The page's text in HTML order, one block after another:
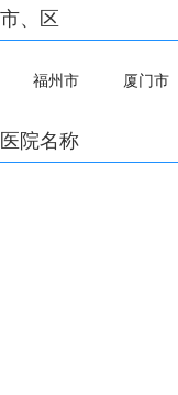
市、区
福州市 厦门市
医院名称